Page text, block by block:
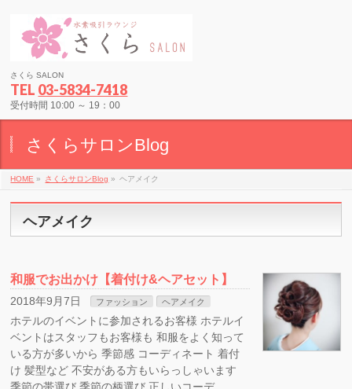
さくら SALON
TEL 03-5834-7418
受付時間 10:00 ～ 19：00
さくらサロンBlog
HOME » さくらサロンBlog » ヘアメイク
ヘアメイク
和服でお出かけ【着付け&ヘアセット】
2018年9月7日 ファッション ヘアメイク
ホテルのイベントに参加されるお客様 ホテルイ
ベントはスタッフもお客様も 和服をよく知って
いる方が多いから 季節感 コーディネート 着付
け 髪型など 不安がある方もいらっしゃいます